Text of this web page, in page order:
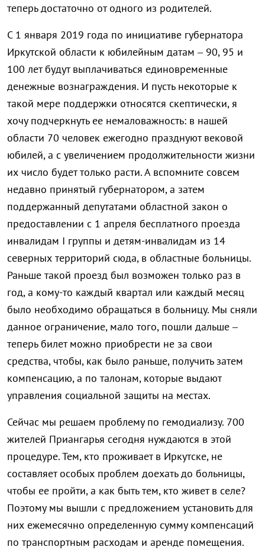
теперь достаточно от одного из родителей.
С 1 января 2019 года по инициативе губернатора
Иркутской области к юбилейным датам – 90, 95 и
100 лет будут выплачиваться единовременные
денежные вознаграждения. И пусть некоторые к
такой мере поддержки относятся скептически, я
хочу подчеркнуть ее немаловажность: в нашей
области 70 человек ежегодно празднуют вековой
юбилей, а с увеличением продолжительности жизни
их число будет только расти. А вспомните совсем
недавно принятый губернатором, а затем
поддержанный депутатами областной закон о
предоставлении с 1 апреля бесплатного проезда
инвалидам I группы и детям-инвалидам из 14
северных территорий сюда, в областные больницы.
Раньше такой проезд был возможен только раз в
год, а кому-то каждый квартал или каждый месяц
было необходимо обращаться в больницу. Мы сняли
данное ограничение, мало того, пошли дальше –
теперь билет можно приобрести не за свои
средства, чтобы, как было раньше, получить затем
компенсацию, а по талонам, которые выдают
управления социальной защиты на местах.
Сейчас мы решаем проблему по гемодиализу. 700
жителей Приангарья сегодня нуждаются в этой
процедуре. Тем, кто проживает в Иркутске, не
составляет особых проблем доехать до больницы,
чтобы ее пройти, а как быть тем, кто живет в селе?
Поэтому мы вышли с предложением установить для
них ежемесячно определенную сумму компенсаций
по транспортным расходам и аренде помещения.